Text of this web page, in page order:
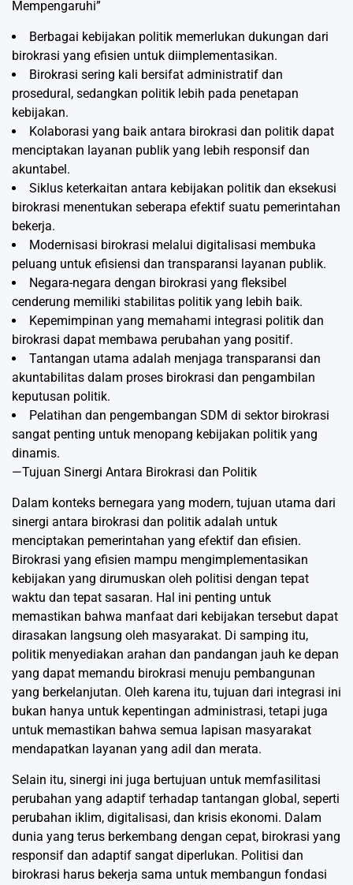
Mempengaruhi”
Berbagai kebijakan politik memerlukan dukungan dari
birokrasi yang efisien untuk diimplementasikan.
Birokrasi sering kali bersifat administratif dan
prosedural, sedangkan politik lebih pada penetapan
kebijakan.
Kolaborasi yang baik antara birokrasi dan politik dapat
menciptakan layanan publik yang lebih responsif dan
akuntabel.
Siklus keterkaitan antara kebijakan politik dan eksekusi
birokrasi menentukan seberapa efektif suatu pemerintahan
bekerja.
Modernisasi birokrasi melalui digitalisasi membuka
peluang untuk efisiensi dan transparansi layanan publik.
Negara-negara dengan birokrasi yang fleksibel
cenderung memiliki stabilitas politik yang lebih baik.
Kepemimpinan yang memahami integrasi politik dan
birokrasi dapat membawa perubahan yang positif.
Tantangan utama adalah menjaga transparansi dan
akuntabilitas dalam proses birokrasi dan pengambilan
keputusan politik.
Pelatihan dan pengembangan SDM di sektor birokrasi
sangat penting untuk menopang kebijakan politik yang
dinamis.
—Tujuan Sinergi Antara Birokrasi dan Politik
Dalam konteks bernegara yang modern, tujuan utama dari
sinergi antara birokrasi dan politik adalah untuk
menciptakan pemerintahan yang efektif dan efisien.
Birokrasi yang efisien mampu mengimplementasikan
kebijakan yang dirumuskan oleh politisi dengan tepat
waktu dan tepat sasaran. Hal ini penting untuk
memastikan bahwa manfaat dari kebijakan tersebut dapat
dirasakan langsung oleh masyarakat. Di samping itu,
politik menyediakan arahan dan pandangan jauh ke depan
yang dapat memandu birokrasi menuju pembangunan
yang berkelanjutan. Oleh karena itu, tujuan dari integrasi ini
bukan hanya untuk kepentingan administrasi, tetapi juga
untuk memastikan bahwa semua lapisan masyarakat
mendapatkan layanan yang adil dan merata.
Selain itu, sinergi ini juga bertujuan untuk memfasilitasi
perubahan yang adaptif terhadap tantangan global, seperti
perubahan iklim, digitalisasi, dan krisis ekonomi. Dalam
dunia yang terus berkembang dengan cepat, birokrasi yang
responsif dan adaptif sangat diperlukan. Politisi dan
birokrasi harus bekerja sama untuk membangun fondasi